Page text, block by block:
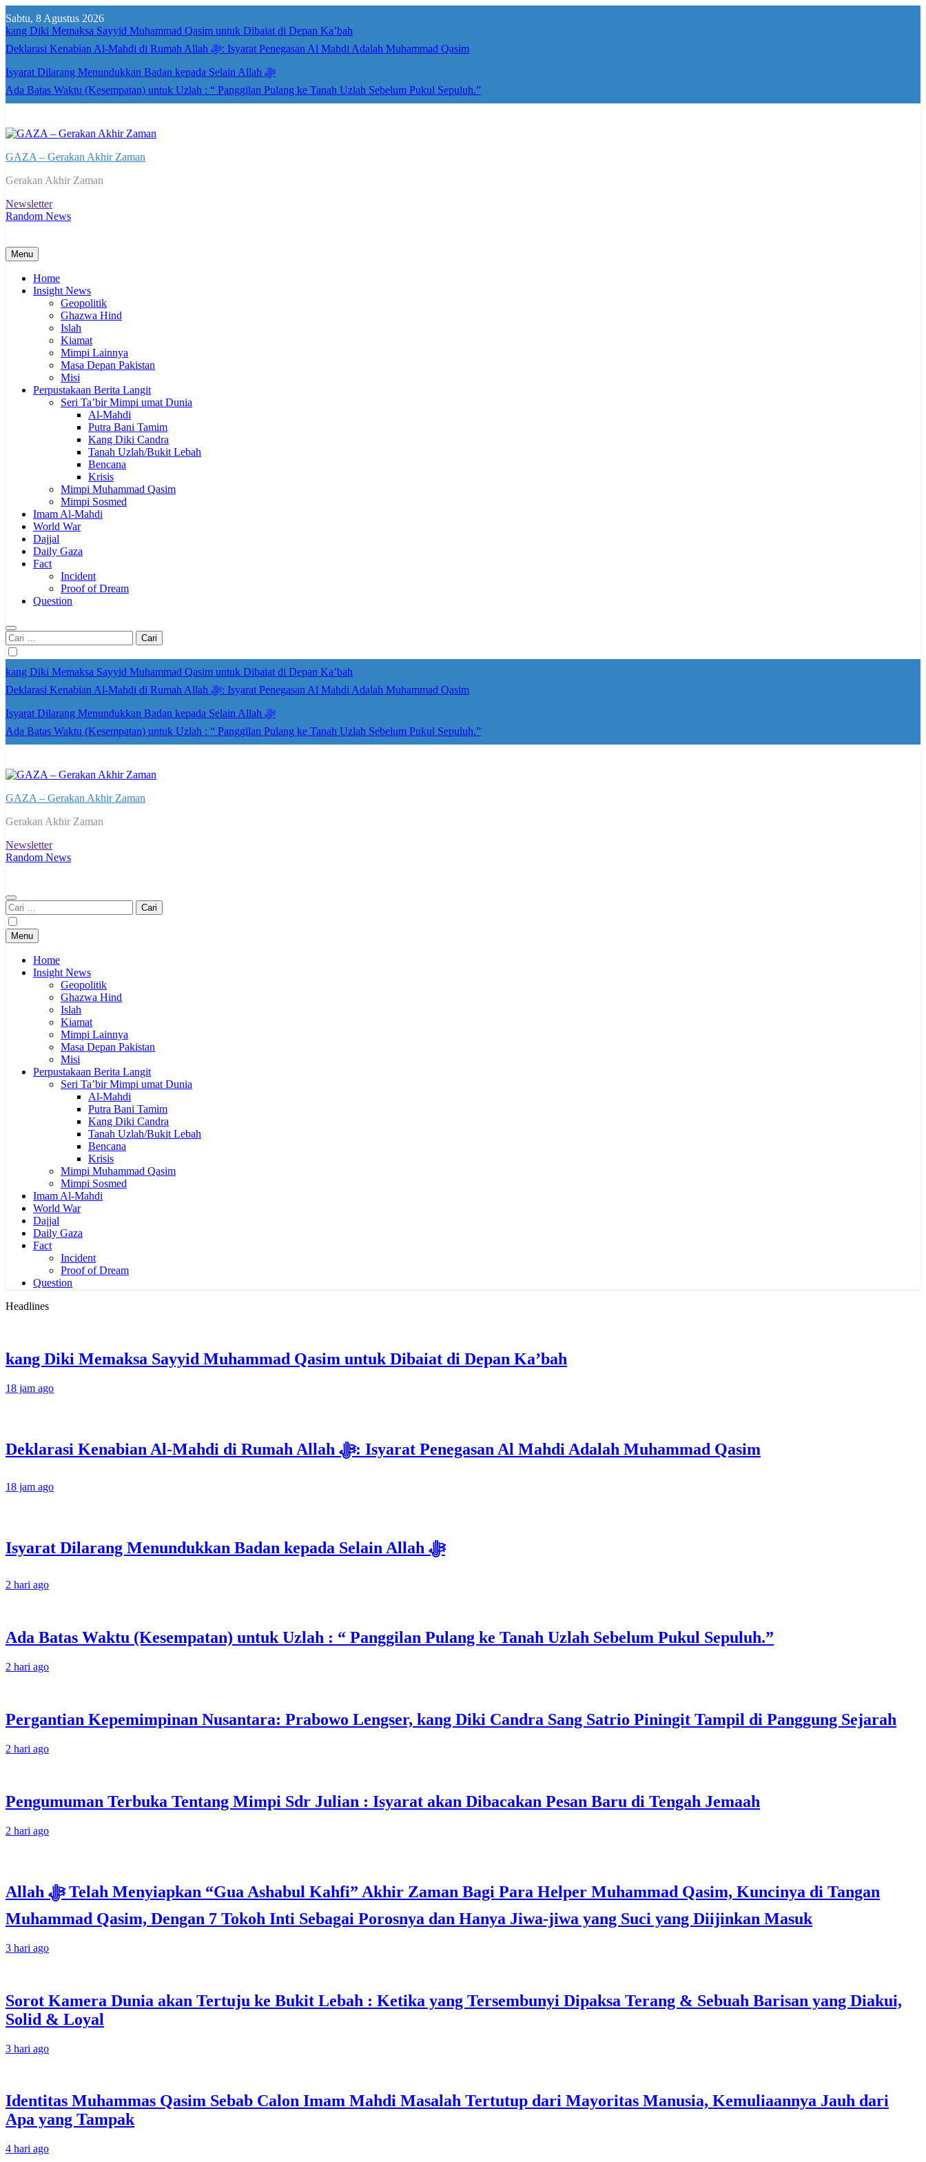
to
content
Sabtu, 8 Agustus 2026
kang Diki Memaksa Sayyid Muhammad Qasim untuk Dibaiat di Depan Ka’bah
Deklarasi Kenabian Al-Mahdi di Rumah Allah ﷻ: Isyarat Penegasan Al Mahdi Adalah Muhammad Qasim
Isyarat Dilarang Menundukkan Badan kepada Selain Allah ﷻ
Ada Batas Waktu (Kesempatan) untuk Uzlah : “ Panggilan Pulang ke Tanah Uzlah Sebelum Pukul Sepuluh.”
GAZA – Gerakan Akhir Zaman
Gerakan Akhir Zaman
Newsletter
Random News
Menu
Home
Insight News
Geopolitik
Ghazwa Hind
Islah
Kiamat
Mimpi Lainnya
Masa Depan Pakistan
Misi
Perpustakaan Berita Langit
Seri Ta’bir Mimpi umat Dunia
Al-Mahdi
Putra Bani Tamim
Kang Diki Candra
Tanah Uzlah/Bukit Lebah
Bencana
Krisis
Mimpi Muhammad Qasim
Mimpi Sosmed
Imam Al-Mahdi
World War
Dajjal
Daily Gaza
Fact
Incident
Proof of Dream
Question
Cari
untuk:
kang Diki Memaksa Sayyid Muhammad Qasim untuk Dibaiat di Depan Ka’bah
Deklarasi Kenabian Al-Mahdi di Rumah Allah ﷻ: Isyarat Penegasan Al Mahdi Adalah Muhammad Qasim
Isyarat Dilarang Menundukkan Badan kepada Selain Allah ﷻ
Ada Batas Waktu (Kesempatan) untuk Uzlah : “ Panggilan Pulang ke Tanah Uzlah Sebelum Pukul Sepuluh.”
GAZA – Gerakan Akhir Zaman
Gerakan Akhir Zaman
Newsletter
Random News
Cari
untuk:
Menu
Home
Insight News
Geopolitik
Ghazwa Hind
Islah
Kiamat
Mimpi Lainnya
Masa Depan Pakistan
Misi
Perpustakaan Berita Langit
Seri Ta’bir Mimpi umat Dunia
Al-Mahdi
Putra Bani Tamim
Kang Diki Candra
Tanah Uzlah/Bukit Lebah
Bencana
Krisis
Mimpi Muhammad Qasim
Mimpi Sosmed
Imam Al-Mahdi
World War
Dajjal
Daily Gaza
Fact
Incident
Proof of Dream
Question
Headlines
kang Diki Memaksa Sayyid Muhammad Qasim untuk Dibaiat di Depan Ka’bah
18 jam ago
Deklarasi Kenabian Al-Mahdi di Rumah Allah ﷻ: Isyarat Penegasan Al Mahdi Adalah Muhammad Qasim
18 jam ago
Isyarat Dilarang Menundukkan Badan kepada Selain Allah ﷻ
2 hari ago
Ada Batas Waktu (Kesempatan) untuk Uzlah : “ Panggilan Pulang ke Tanah Uzlah Sebelum Pukul Sepuluh.”
2 hari ago
Pergantian Kepemimpinan Nusantara: Prabowo Lengser, kang Diki Candra Sang Satrio Piningit Tampil di Panggung Sejarah
2 hari ago
Pengumuman Terbuka Tentang Mimpi Sdr Julian : Isyarat akan Dibacakan Pesan Baru di Tengah Jemaah
2 hari ago
Allah ﷻ Telah Menyiapkan “Gua Ashabul Kahfi” Akhir Zaman Bagi Para Helper Muhammad Qasim, Kuncinya di Tangan
Muhammad Qasim, Dengan 7 Tokoh Inti Sebagai Porosnya dan Hanya Jiwa-jiwa yang Suci yang Diijinkan Masuk
3 hari ago
Sorot Kamera Dunia akan Tertuju ke Bukit Lebah : Ketika yang Tersembunyi Dipaksa Terang & Sebuah Barisan yang Diakui,
Solid & Loyal
3 hari ago
Identitas Muhammas Qasim Sebab Calon Imam Mahdi Masalah Tertutup dari Mayoritas Manusia, Kemuliaannya Jauh dari
Apa yang Tampak
4 hari ago